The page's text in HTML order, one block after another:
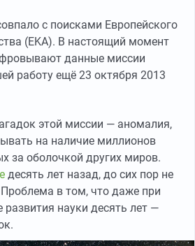
с поисками Европейского
(EKA). В настоящий момент
данные миссии
работу ещё 23 октября 2013
этой миссии — аномалия,
на наличие миллионов
за оболочкой других миров.
десять лет назад, до сих пор не
в том, что даже при
науки десять лет —